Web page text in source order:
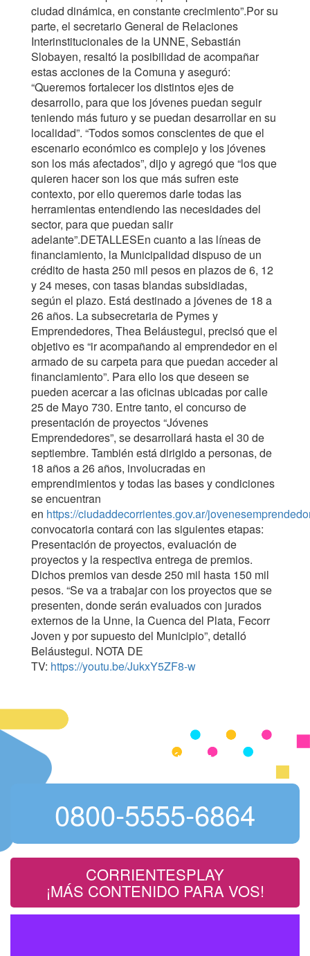
ciudad dinámica, en constante crecimiento”.Por su
parte, el secretario General de Relaciones
Interinstitucionales de la UNNE, Sebastián
Slobayen, resaltó la posibilidad de acompañar
estas acciones de la Comuna y aseguró:
“Queremos fortalecer los distintos ejes de
desarrollo, para que los jóvenes puedan seguir
teniendo más futuro y se puedan desarrollar en su
localidad”. “Todos somos conscientes de que el
escenario económico es complejo y los jóvenes
son los más afectados”, dijo y agregó que “los que
quieren hacer son los que más sufren este
contexto, por ello queremos darle todas las
herramientas entendiendo las necesidades del
sector, para que puedan salir
adelante”.DETALLESEn cuanto a las líneas de
financiamiento, la Municipalidad dispuso de un
crédito de hasta 250 mil pesos en plazos de 6, 12
y 24 meses, con tasas blandas subsidiadas,
según el plazo. Está destinado a jóvenes de 18 a
26 años. La subsecretaria de Pymes y
Emprendedores, Thea Beláustegui, precisó que el
objetivo es “ir acompañando al emprendedor en el
armado de su carpeta para que puedan acceder al
financiamiento”. Para ello los que deseen se
pueden acercar a las oficinas ubicadas por calle
25 de Mayo 730. Entre tanto, el concurso de
presentación de proyectos “Jóvenes
Emprendedores”, se desarrollará hasta el 30 de
septiembre. También está dirigido a personas, de
18 años a 26 años, involucradas en
emprendimientos y todas las bases y condiciones
se encuentran
en https://ciudaddecorrientes.gov.ar/
convocatoria contará con las siguientes etapas:
Presentación de proyectos, evaluación de
proyectos y la respectiva entrega de premios.
Dichos premios van desde 250 mil hasta 150 mil
pesos. “Se va a trabajar con los proyectos que se
presenten, donde serán evaluados con jurados
externos de la Unne, la Cuenca del Plata, Fecorr
Joven y por supuesto del Municipio”, detalló
Beláustegui. NOTA DE
TV: https://youtu.be/JukxY5ZF8-w
NÚMEROS ÚTILES
0800-5555-6864
CORRIENTESPLAY
¡MÁS CONTENIDO PARA VOS!